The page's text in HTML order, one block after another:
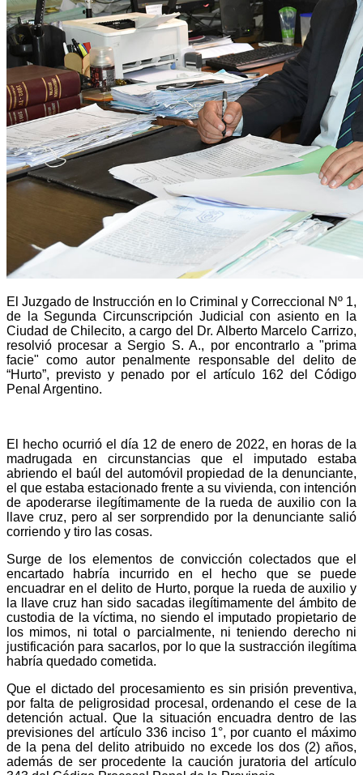
El Juzgado de Instrucción en lo Criminal y Correccional Nº 1,
de la Segunda Circunscripción Judicial con asiento en la
Ciudad de Chilecito, a cargo del Dr. Alberto Marcelo Carrizo,
resolvió procesar a Sergio S. A., por encontrarlo a "prima
facie" como autor penalmente responsable del delito de
“Hurto”, previsto y penado por el artículo 162 del Código
Penal Argentino.
El hecho ocurrió el día 12 de enero de 2022, en horas de la
madrugada en circunstancias que el imputado estaba
abriendo el baúl del automóvil propiedad de la denunciante,
el que estaba estacionado frente a su vivienda, con intención
de apoderarse ilegítimamente de la rueda de auxilio con la
llave cruz, pero al ser sorprendido por la denunciante salió
corriendo y tiro las cosas.
Surge de los elementos de convicción colectados que el
encartado habría incurrido en el hecho que se puede
encuadrar en el delito de Hurto, porque la rueda de auxilio y
la llave cruz han sido sacadas ilegítimamente del ámbito de
custodia de la víctima, no siendo el imputado propietario de
los mimos, ni total o parcialmente, ni teniendo derecho ni
justificación para sacarlos, por lo que la sustracción ilegítima
habría quedado cometida.
Que el dictado del procesamiento es sin prisión preventiva,
por falta de peligrosidad procesal, ordenando el cese de la
detención actual. Que la situación encuadra dentro de las
previsiones del artículo 336 inciso 1°, por cuanto el máximo
de la pena del delito atribuido no excede los dos (2) años,
además de ser procedente la caución juratoria del artículo